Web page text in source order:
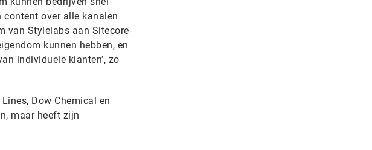
over alle kanalen
van Stylelabs aan Sitecore
kunnen hebben, en
individuele klanten’, zo
Dow Chemical en
maar heeft zijn